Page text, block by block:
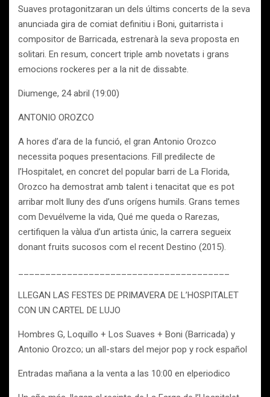
Suaves protagonitzaran un dels últims concerts de la seva
anunciada gira de comiat definitiu i Boni, guitarrista i
compositor de Barricada, estrenarà la seva proposta en
solitari. En resum, concert triple amb novetats i grans
emocions rockeres per a la nit de dissabte.
Diumenge, 24 abril (19:00)
ANTONIO OROZCO
A hores d’ara de la funció, el gran Antonio Orozco
necessita poques presentacions. Fill predilecte de
l’Hospitalet, en concret del popular barri de La Florida,
Orozco ha demostrat amb talent i tenacitat que es pot
arribar molt lluny des d’uns orígens humils. Grans temes
com Devuélveme la vida, Qué me queda o Rarezas,
certifiquen la vàlua d’un artista únic, la carrera segueix
donant fruits sucosos com el recent Destino (2015).
LLEGAN LAS FESTES DE PRIMAVERA DE L’HOSPITALET
CON UN CARTEL DE LUJO
Hombres G, Loquillo + Los Suaves + Boni (Barricada) y
Antonio Orozco; un all-stars del mejor pop y rock español
Entradas mañana a la venta a las 10:00 en elperiodico